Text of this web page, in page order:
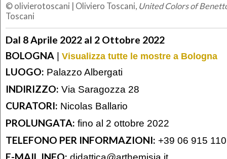
© olivierotoscani Oliviero Toscani, United Colors of
Toscani
Dal 8 Aprile 2022 al 2 Ottobre 2022
BOLOGNA | Visualizza tutte le mostre a Bologna
LUOGO: Palazzo Albergati
INDIRIZZO: Via Saragozza 28
CURATORI: Nicolas Ballario
PROLUNGATA: fino al 2 ottobre 2022
TELEFONO PER INFORMAZIONI: +39 06 915